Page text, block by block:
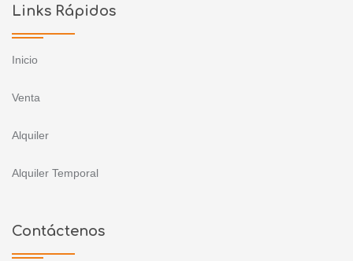
Links Rápidos
Inicio
Venta
Alquiler
Alquiler Temporal
Contáctenos